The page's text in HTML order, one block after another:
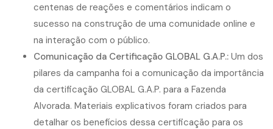
centenas de reações e comentários indicam o
sucesso na construção de uma comunidade online e
na interação com o público.
Comunicação da Certificação GLOBAL G.A.P.: Um dos
pilares da campanha foi a comunicação da importância
da certificação GLOBAL G.A.P. para a Fazenda
Alvorada. Materiais explicativos foram criados para
detalhar os benefícios dessa certificação para os